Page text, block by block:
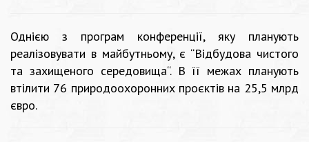
Однією з програм конференції, яку планують
реалізовувати в майбутньому, є “Відбудова чистого
та захищеного середовища“. В її межах планують
втілити 76 природоохоронних проєктів на 25,5 млрд
євро.